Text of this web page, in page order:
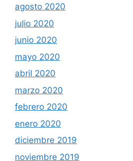
agosto 2020
julio 2020
junio 2020
mayo 2020
abril 2020
marzo 2020
febrero 2020
enero 2020
diciembre 2019
noviembre 2019